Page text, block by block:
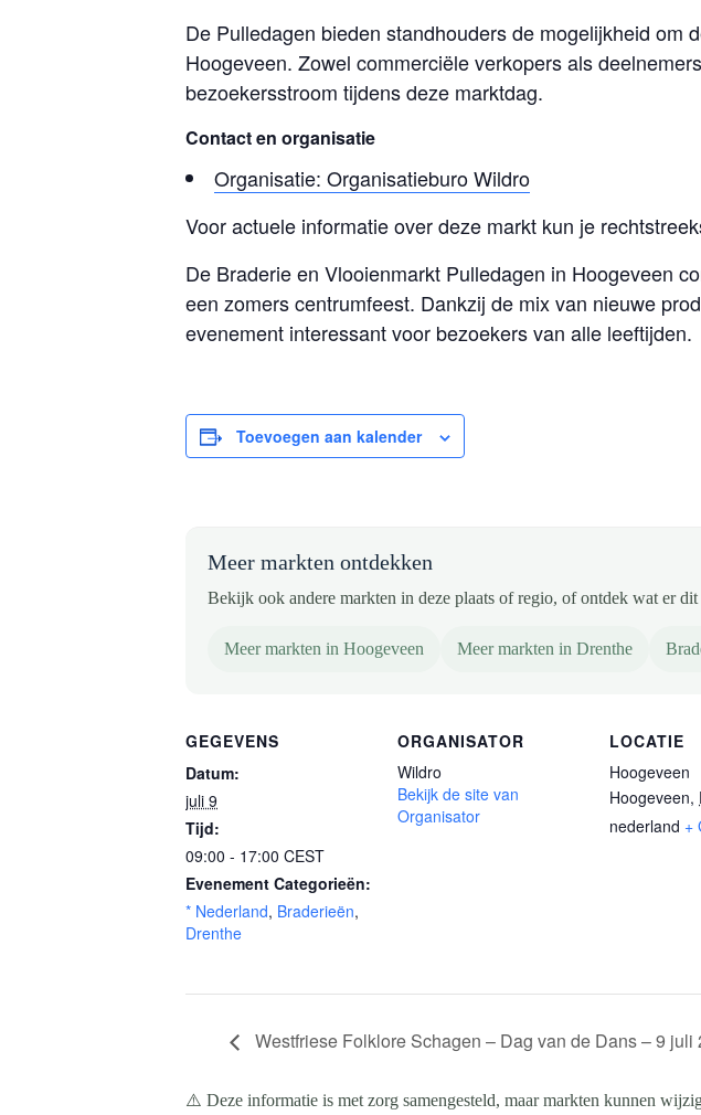
De Pulledagen bieden standhouders de mogelijkheid om
Hoogeveen. Zowel commerciële verkopers als
bezoekersstroom tijdens deze marktdag.
Contact en organisatie
Organisatie: Organisatieburo Wildro
Voor actuele informatie over deze markt kun je
De Braderie en Vlooienmarkt Pulledagen in Hoogeveen
een zomers centrumfeest. Dankzij de mix van nieuwe
evenement interessant voor bezoekers van alle leeftijden.
Toevoegen aan kalender
Meer markten ontdekken
Bekijk ook andere markten in deze plaats of regio, of ontdek wat er dit
Meer markten in Hoogeveen Meer markten in Drenthe
GEGEVENS
Datum:
juli 9
Tijd:
09:00 - 17:00 CEST
Evenement Categorieën:
* Nederland, Braderieën,
Drenthe
ORGANISATOR
Wildro
Bekijk de site van
Organisator
LOCATIE
Hoogeveen
Hoogeveen,
nederland +
Westfriese Folklore Schagen – Dag van de Dans – 9 juli
⚠️ Deze informatie is met zorg samengesteld, maar markten kunnen